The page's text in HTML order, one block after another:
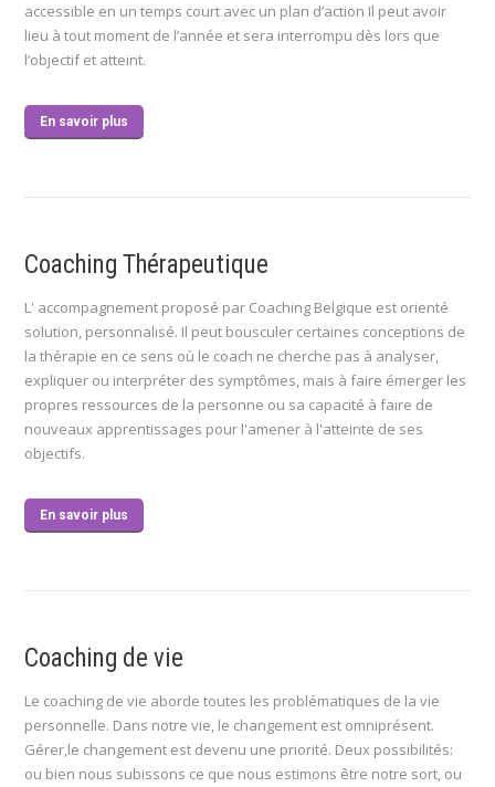
accessible en un temps court avec un plan d’action Il peut avoir
lieu à tout moment de l’année et sera interrompu dès lors que
l’objectif et atteint.
En savoir plus
Coaching Thérapeutique
L' accompagnement proposé par Coaching Belgique est orienté
solution, personnalisé. Il peut bousculer certaines conceptions de
la thérapie en ce sens où le coach ne cherche pas à analyser,
expliquer ou interpréter des symptômes, mais à faire émerger les
propres ressources de la personne ou sa capacité à faire de
nouveaux apprentissages pour l'amener à l'atteinte de ses
objectifs.
En savoir plus
Coaching de vie
Le coaching de vie aborde toutes les problématiques de la vie
personnelle. Dans notre vie, le changement est omniprésent.
Gérer,le changement est devenu une priorité. Deux possibilités:
ou bien nous subissons ce que nous estimons être notre sort, ou